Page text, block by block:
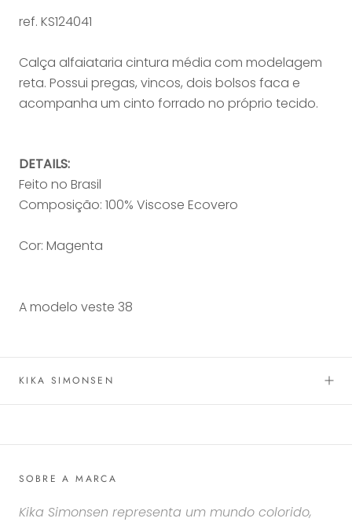
ref. KS124041
Calça alfaiataria cintura média com modelagem
reta. Possui pregas, vincos, dois bolsos faca e
acompanha um cinto forrado no próprio tecido.
DETAILS:
Feito no Brasil
Composição: 100% Viscose Ecovero
Cor: Magenta
A modelo veste 38
KIKA SIMONSEN
SOBRE A MARCA
Kika Simonsen representa um mundo colorido,